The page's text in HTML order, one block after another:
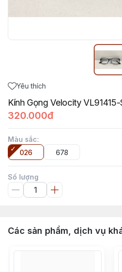
Yêu thích
Kính Gọng Velocity
320.000đ
Màu sắc:
026
678
Số lượng
Các sản phẩm, dịch vụ